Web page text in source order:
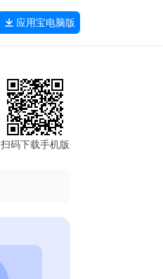
应用宝电脑版
扫码下载手机版